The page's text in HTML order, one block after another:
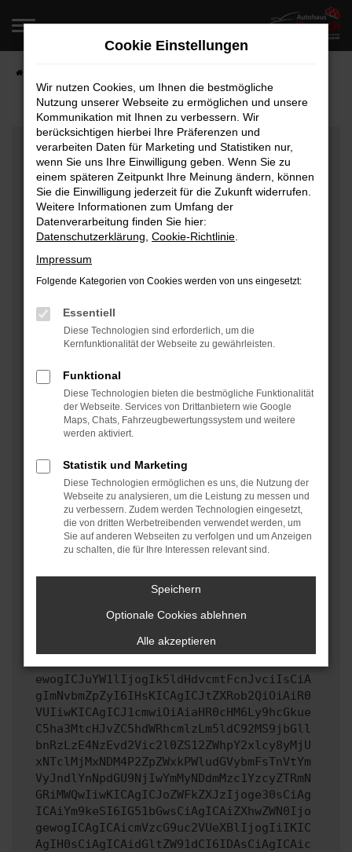
Zum
springen
Fehler: Network Error
Beim Laden ist ein Fehler aufgetreten.
Hier sind ein paar Tipps, die dir helfen können:
Überprüfe deine Firewall und deine
Internetverbindung.
Laden andere Webseiten, zum Beispiel deine
Manche Erweiterungen, wie Werbeblocker, können
das Laden bestimmter Seiten verhindern.
Funktioniert die Seite in einem anderen Browser
Starte dein Gerät neu.
Das kann manchmal helfen, vorübergehende
Probleme zu beheben.
Betriebssystem auf dem neuesten Stand sind.
Veraltete Software birgt nicht nur ein
Sicherheitsrisiko, sondern kann auch dazu führen,
dass bestimmte Funktionen nicht mehr unterstützt
werden.
Wende dich an den Webseitenbetreiber.
Wenn du alle oben genannten Schritte versucht hast,
kontaktiere uns bitte. Wir werden versuchen, das
Problem zu beheben. Du kannst uns diesen Text
schicken, um uns bei der Fehlersuche zu
ewogICJuYW1lIjogIk5ldHdvcmtFcnJvciIsCiA
gImNvbmZpZyI6IHsKICAgICJtZXRob2QiOiAiR0
VUIiwKICAgICJ1cmwiOiAiaHR0cHM6Ly9hcGkue
C5ha3MtcHJvZC5hdWRhcmlzLm5ldC92MS9jbGll
bnRzLzE4NzEvd2Vic2l0ZS12ZWhpY2xlcy8yMjU
xNTclMjMxNDM4P2ZpZWxkPWludGVybmFsTnVtYm
VyJndlYnNpdGU9NjIwYmMyNDdmMzc1YzcyZTRmN
GRiMWQwIiwKICAgICJoZWFkZXJzIjoge30sCiAg
ICAiYm9keSI6IG51bGwsCiAgICAiZXhwZWN0Ijo
gewogICAgICAicmVzcG9uc2VUeXBlIjogIiIKIC
AgIH0sCiAgICAidGltZW91dCI6IDAsCiAgICAic
Cookie Einstellungen
Wir nutzen Cookies, um Ihnen die bestmögliche
Nutzung unserer Webseite zu ermöglichen und unsere
Kommunikation mit Ihnen zu verbessern. Wir
berücksichtigen hierbei Ihre Präferenzen und
verarbeiten Daten für Marketing und Statistiken nur,
wenn Sie uns Ihre Einwilligung geben. Wenn Sie zu
einem späteren Zeitpunkt Ihre Meinung ändern, können
Sie die Einwilligung jederzeit für die Zukunft widerrufen.
Weitere Informationen zum Umfang der
Datenverarbeitung finden Sie hier:
Datenschutzerklärung Cookie-Richtlinie
Impressum
Folgende Kategorien von Cookies werden von uns eingesetzt:
Essentiell
Diese Technologien sind erforderlich, um die
Kernfunktionalität der Webseite zu gewährleisten.
Funktional
Diese Technologien bieten die bestmögliche Funktionalität
der Webseite. Services von Drittanbietern wie Google
Maps, Chats, Fahrzeugbewertungssystem und weitere
werden aktiviert.
Statistik und Marketing
Diese Technologien ermöglichen es uns, die Nutzung der
Webseite zu analysieren, um die Leistung zu messen und
zu verbessern. Zudem werden Technologien eingesetzt,
die von dritten Werbetreibenden verwendet werden, um
Sie auf anderen Webseiten zu verfolgen und um Anzeigen
zu schalten, die für Ihre Interessen relevant sind.
Speichern
Optionale Cookies ablehnen
Alle akzeptieren